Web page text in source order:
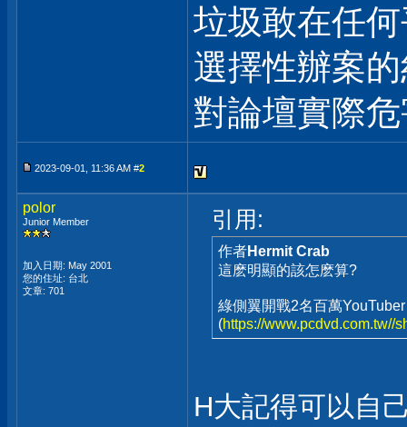
垃圾敢在任
選擇性辦案
對論壇實際
2023-09-01, 11:36 AM #2
polor
Junior Member
加入日期: May 2001
您的住址: 台北
文章: 701
引用:
作者Hermit Crab
這麽明顯的該怎麽算?
綠側翼開戰2名百萬
(https://www.pcdvd.com.tw//
H大記得可以自